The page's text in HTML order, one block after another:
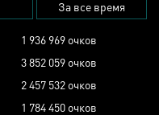
За все время
1 936 969 очков
3 852 059 очков
2 457 532 очков
1 784 450 очков